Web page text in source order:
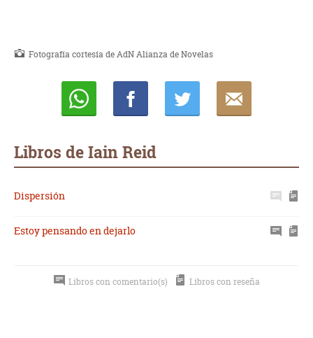
Fotografía cortesía de AdN Alianza de Novelas
Libros de Iain Reid
Dispersión
Estoy pensando en dejarlo
Libros con comentario(s) Libros con reseña